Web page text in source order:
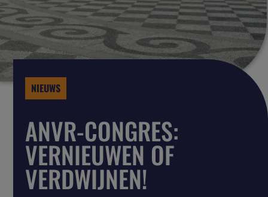
NIEUWS
ANVR-CONGRES:
VERNIEUWEN OF
VERDWIJNEN!